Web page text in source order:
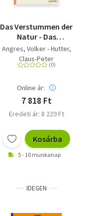
Das Verstummen der
Natur - Das
unheimliche
Verschwinden der
Insekten, Vögel,
es noch aufhalten
können
Angres, Volker - Hutter,
Claus-Peter
Online ár:
7 818 Ft
Eredeti ár: 8 229 Ft
Kosárba
5 - 10 munkanap
IDEGEN